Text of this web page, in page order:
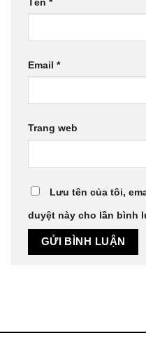
Tên *
Email *
Trang web
Lưu tên của tôi,
duyệt này cho lần bình